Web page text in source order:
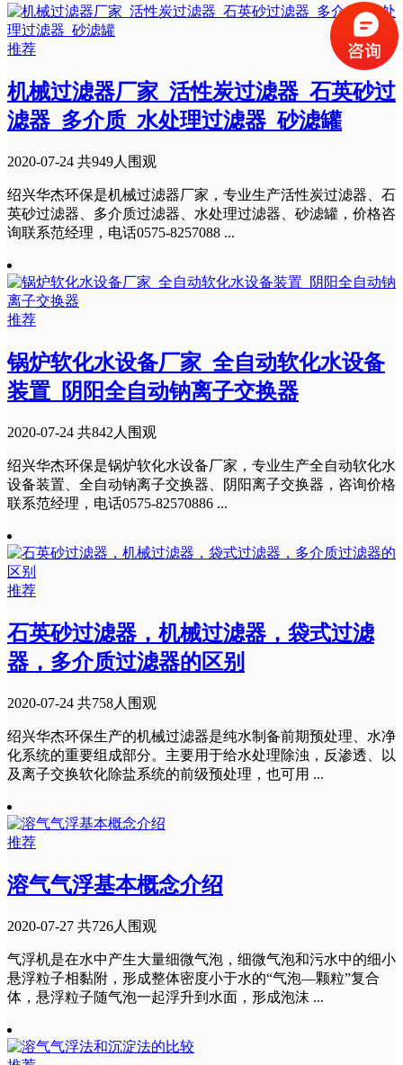
推荐
机械过滤器厂家_活性炭过滤器_石英砂过
滤器_多介质_水处理过滤器_砂滤罐
2020-07-24 共949人围观
绍兴华杰环保是机械过滤器厂家，专业生产活性炭过滤器、石
英砂过滤器、多介质过滤器、水处理过滤器、砂滤罐，价格咨
询联系范经理，电话0575-8257088 ...
推荐
锅炉软化水设备厂家_全自动软化水设备
装置_阴阳全自动钠离子交换器
2020-07-24 共842人围观
绍兴华杰环保是锅炉软化水设备厂家，专业生产全自动软化水
设备装置、全自动钠离子交换器、阴阳离子交换器，咨询价格
联系范经理，电话0575-82570886 ...
推荐
石英砂过滤器，机械过滤器，袋式过滤
器，多介质过滤器的区别
2020-07-24 共758人围观
绍兴华杰环保生产的机械过滤器是纯水制备前期预处理、水净
化系统的重要组成部分。主要用于给水处理除浊，反渗透、以
及离子交换软化除盐系统的前级预处理，也可用 ...
推荐
溶气气浮基本概念介绍
2020-07-27 共726人围观
气浮机是在水中产生大量细微气泡，细微气泡和污水中的细小
悬浮粒子相黏附，形成整体密度小于水的“气泡—颗粒”复合
体，悬浮粒子随气泡一起浮升到水面，形成泡沫 ...